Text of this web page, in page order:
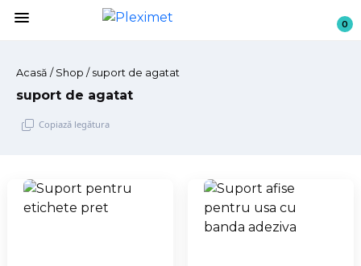
menu 0
Acasă / Shop / suport de agatat
suport de agatat
Copiază legătura
Sari